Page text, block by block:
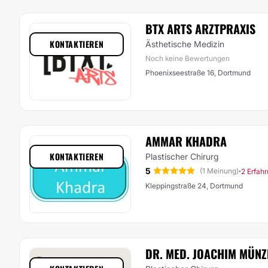
BTX ARTS ARZTPRAXIS
Ästhetische Medizin
Noch keine Bewertungen
Phoenixseestraße 16, Dortmund
KONTAKTIEREN
AMMAR KHADRA
Plastischer Chirurg
5
(1 Meinung)·2
Kleppingstraße 24, Dortmund
KONTAKTIEREN
DR. MED. JOACHIM